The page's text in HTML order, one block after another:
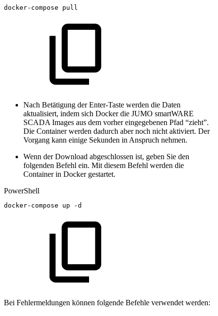
docker-compose pull
Nach Betätigung der Enter-Taste werden die Daten
aktualisiert, indem sich Docker die JUMO smartWARE
SCADA Images aus dem vorher eingegebenen Pfad “zieht”.
Die Container werden dadurch aber noch nicht aktiviert. Der
Vorgang kann einige Sekunden in Anspruch nehmen.
Wenn der Download abgeschlossen ist, geben Sie den
folgenden Befehl ein. Mit diesem Befehl werden die
Container in Docker gestartet.
PowerShell
docker-compose up -d
Bei Fehlermeldungen können folgende Befehle verwendet werden: